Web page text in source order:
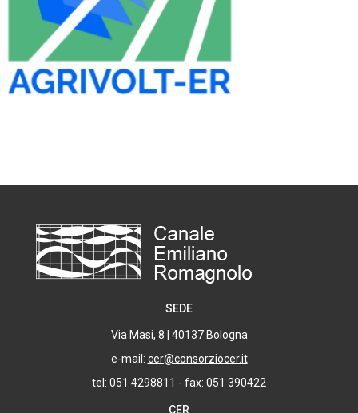
SEDE
Via Masi, 8 | 40137 Bologna
e-mail: cer@consorziocer.it
tel: 051 4298811 - fax: 051 390422
CER